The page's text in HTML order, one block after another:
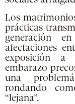
Los
prácticas
generación
afectaciones
exposición a
embarazo
una
rondando
“lejana”.